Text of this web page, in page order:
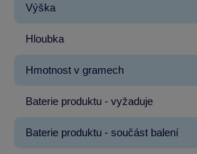
Výška
Hloubka
Hmotnost v gramech
Baterie produktu - vyžaduje
Baterie produktu - součást balení